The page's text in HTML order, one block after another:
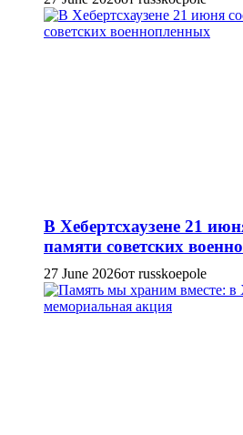
В Хебертсхаузене 21
памяти советских
27 June 2026от russkoepole